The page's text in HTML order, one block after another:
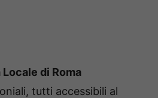
di Roma
tutti accessibili al